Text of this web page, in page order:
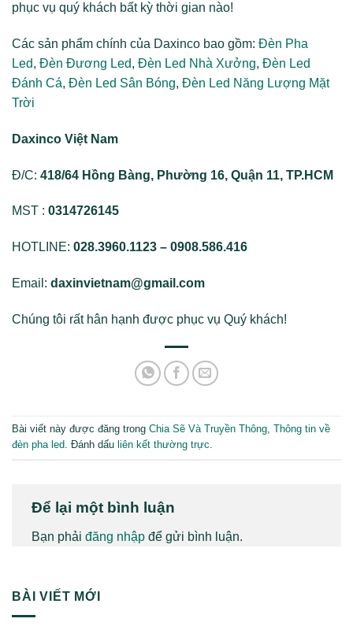
phục vụ quý khách bất kỳ thời gian nào!
Các sản phẩm chính của Daxinco bao gồm: Đèn Pha
Led, Đèn Đương Led, Đèn Led Nhà Xưởng, Đèn Led
Đánh Cá, Đèn Led Sân Bóng, Đèn Led Năng Lượng Mặt
Trời
Daxinco Việt Nam
Đ/C: 418/64 Hồng Bàng, Phường 16, Quận 11, TP.HCM
MST : 0314726145
HOTLINE: 028.3960.1123 – 0908.586.416
Email: daxinvietnam@gmail.com
Chúng tôi rất hân hạnh được phục vụ Quý khách!
Bài viết này được đăng trong Chia Sẽ Và Truyền Thông, Thông tin về
đèn pha led. Đánh dấu liên kết thường trực.
Để lại một bình luận
Bạn phải đăng nhập để gửi bình luận.
BÀI VIẾT MỚI